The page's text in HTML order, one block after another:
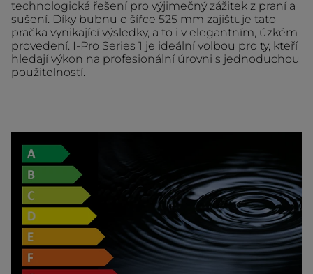
technologická řešení pro výjimečný zážitek z praní a
sušení. Díky bubnu o šířce 525 mm zajišťuje tato
pračka vynikající výsledky, a to i v elegantním, úzkém
provedení. I-Pro Series 1 je ideální volbou pro ty, kteří
hledají výkon na profesionální úrovni s jednoduchou
použitelností.